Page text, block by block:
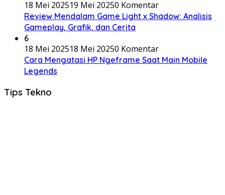
18 Mei 202519 Mei 20250 Komentar
Review Mendalam Game Light x Shadow: Analisis
Gameplay, Grafik, dan Cerita
6
18 Mei 202518 Mei 20250 Komentar
Cara Mengatasi HP Ngeframe Saat Main Mobile
Legends
Tips Tekno